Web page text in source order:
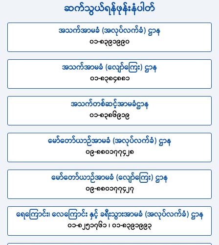
ဆက်သွယ်ရန်ဖုန်းနံပါတ်
အသက်အာမခံ (အလုပ်လက်ခံ) ဌာန
၀၁-၈၃၉၁၉၉၀
အသက်အာမခံ (လျော်ကြေး) ဌာန
၀၁-၈၃၈၄၈၈၁
အသက်တစ်ဆင့်အာမခံဌာန
၀၁-၈၃၈၆၉၁၉
မော်တော်ယာဉ်အာမခံ (အလုပ်လက်ခံ) ဌာန
၀၉-၈၈၀၁၇၇၄၂၈
မော်တော်ယာဉ်အာမခံ (လျော်ကြေး) ဌာန
၀၉-၈၈၀၁၇၇၄၂၇
ရေကြောင်း၊ လေကြောင်း နှင့် ခရီးသွားအာမခံ (အလုပ်လက်ခံ) ဌာန
၀၁-၈၂၅၁၇၆၁ ၊ ၀၁-၈၃၉၁၉၉၃